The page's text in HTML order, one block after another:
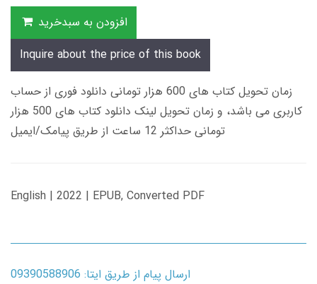
افزودن به سبدخرید
Inquire about the price of this book
زمان تحویل کتاب های 600 هزار تومانی دانلود فوری از حساب
کاربری می باشد، و زمان تحویل لینک دانلود کتاب های 500 هزار
تومانی حداکثر 12 ساعت از طریق پیامک/ایمیل
English | 2022 | EPUB, Converted PDF
ارسال پیام از طریق ایتا: 09390588906